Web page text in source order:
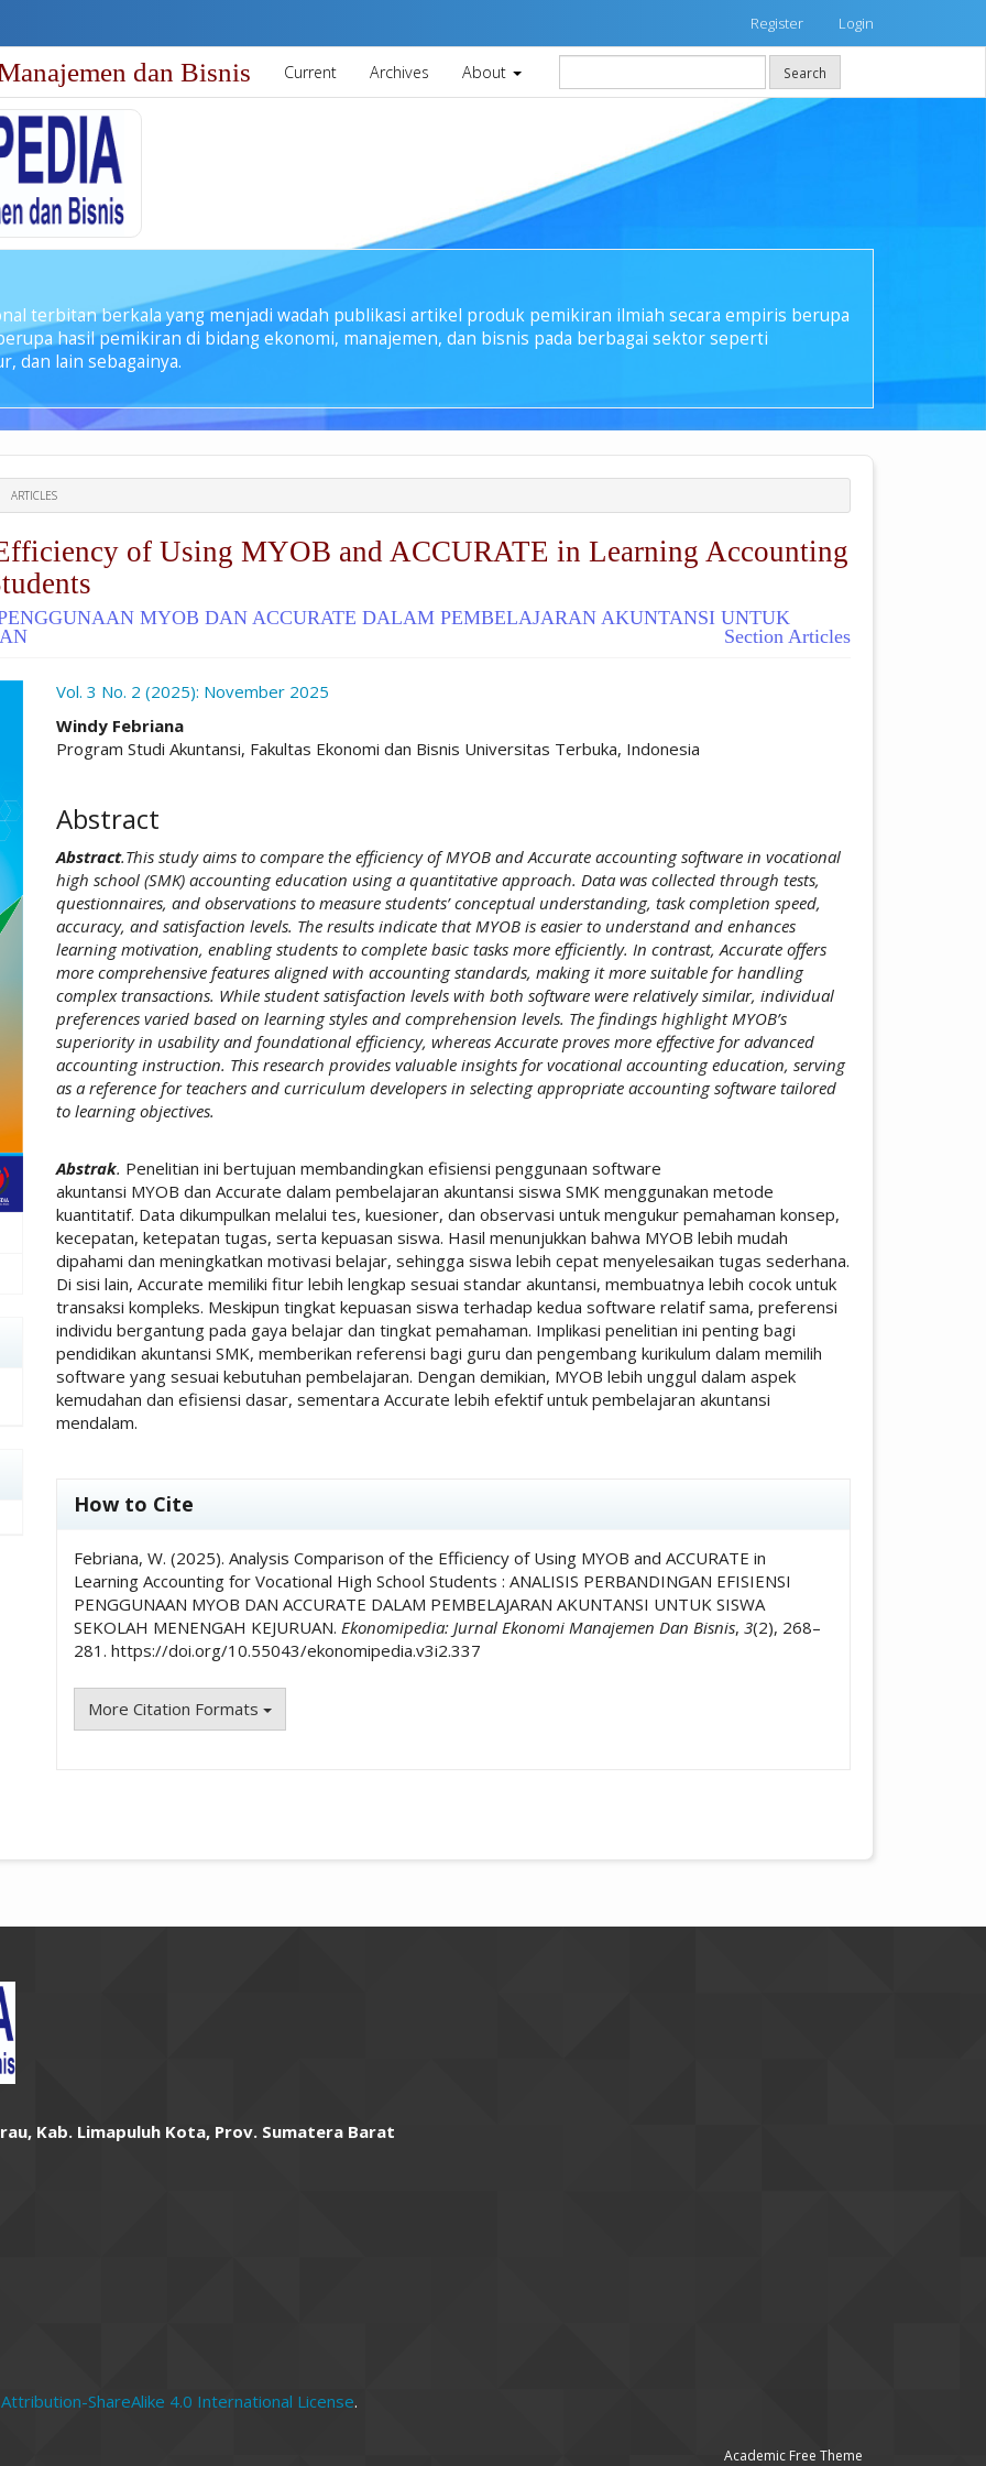
Register Login
dan Bisnis Current Archives About Search
terbitan berkala yang menjadi wadah publikasi artikel produk pemikiran ilmiah secara empiris berupa
hasil pemikiran di bidang ekonomi, manajemen, dan bisnis pada berbagai sektor seperti
dan lain sebagainya.
ARTICLES
of Using MYOB and ACCURATE in Learning Accounting
MYOB DAN ACCURATE DALAM PEMBELAJARAN AKUNTANSI UNTUK
Section Articles
Vol. 3 No. 2 (2025): November 2025
##plugins.themes.academic_pro.article.main##
Windy Febriana
Program Studi Akuntansi, Fakultas Ekonomi dan Bisnis Universitas Terbuka, Indonesia
Abstract
Abstract.This study aims to compare the efficiency of MYOB and Accurate accounting software in vocational
high school (SMK) accounting education using a quantitative approach. Data was collected through tests,
questionnaires, and observations to measure students’ conceptual understanding, task completion speed,
accuracy, and satisfaction levels. The results indicate that MYOB is easier to understand and enhances
learning motivation, enabling students to complete basic tasks more efficiently. In contrast, Accurate offers
more comprehensive features aligned with accounting standards, making it more suitable for handling
complex transactions. While student satisfaction levels with both software were relatively similar, individual
preferences varied based on learning styles and comprehension levels. The findings highlight MYOB’s
superiority in usability and foundational efficiency, whereas Accurate proves more effective for advanced
accounting instruction. This research provides valuable insights for vocational accounting education, serving
as a reference for teachers and curriculum developers in selecting appropriate accounting software tailored
to learning objectives.
Abstrak. Penelitian ini bertujuan membandingkan efisiensi penggunaan software
akuntansi MYOB dan Accurate dalam pembelajaran akuntansi siswa SMK menggunakan metode
kuantitatif. Data dikumpulkan melalui tes, kuesioner, dan observasi untuk mengukur pemahaman konsep,
kecepatan, ketepatan tugas, serta kepuasan siswa. Hasil menunjukkan bahwa MYOB lebih mudah
dipahami dan meningkatkan motivasi belajar, sehingga siswa lebih cepat menyelesaikan tugas sederhana.
Di sisi lain, Accurate memiliki fitur lebih lengkap sesuai standar akuntansi, membuatnya lebih cocok untuk
transaksi kompleks. Meskipun tingkat kepuasan siswa terhadap kedua software relatif sama, preferensi
individu bergantung pada gaya belajar dan tingkat pemahaman. Implikasi penelitian ini penting bagi
pendidikan akuntansi SMK, memberikan referensi bagi guru dan pengembang kurikulum dalam memilih
software yang sesuai kebutuhan pembelajaran. Dengan demikian, MYOB lebih unggul dalam aspek
kemudahan dan efisiensi dasar, sementara Accurate lebih efektif untuk pembelajaran akuntansi
mendalam.
##plugins.themes.academic_pro.article.details##
How to Cite
Febriana, W. (2025). Analysis Comparison of the Efficiency of Using MYOB and ACCURATE in
Learning Accounting for Vocational High School Students : ANALISIS PERBANDINGAN EFISIENSI
PENGGUNAAN MYOB DAN ACCURATE DALAM PEMBELAJARAN AKUNTANSI UNTUK SISWA
SEKOLAH MENENGAH KEJURUAN. Ekonomipedia: Jurnal Ekonomi Manajemen Dan Bisnis, 3(2), 268–
281. https://doi.org/10.55043/ekonomipedia.v3i2.337
More Citation Formats
Kab. Limapuluh Kota, Prov. Sumatera Barat
ShareAlike 4.0 International License.
Academic Free Theme